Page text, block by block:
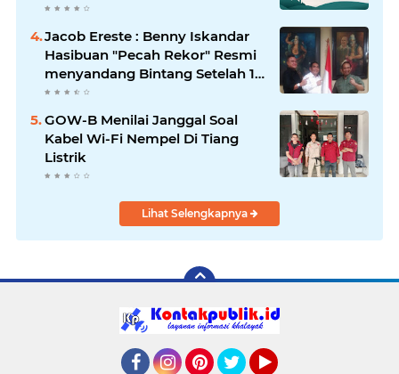
Jacob Ereste : Benny Iskandar
Hasibuan "Pecah Rekor" Resmi
menyandang Bintang Setelah 14
Tahun Ngejokrok Berpangjat
GOW-B Menilai Janggal Soal
Kabel Wi-Fi Nempel Di Tiang
Listrik
Lihat Selengkapnya